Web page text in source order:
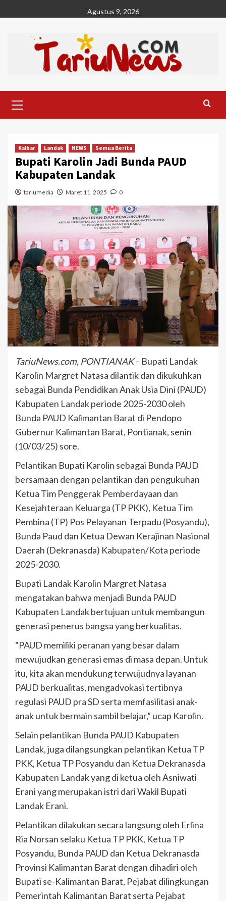
to
Agustus 9, 2026
Menu
Kalbar Landak NEWS Semua Berita
Bupati Karolin Jadi Bunda PAUD
Kabupaten Landak
tariumedia Maret 11, 2025 0
TariuNews.com, PONTIANAK– Bupati Landak
Karolin Margret Natasa dilantik dan dikukuhkan
sebagai Bunda Pendidikan Anak Usia Dini (PAUD)
Kabupaten Landak periode 2025-2030 oleh
Bunda PAUD Kalimantan Barat di Pendopo
Gubernur Kalimantan Barat, Pontianak, senin
(10/03/25) sore.
Pelantikan Bupati Karolin sebagai Bunda PAUD
bersamaan dengan pelantikan dan pengukuhan
Ketua Tim Penggerak Pemberdayaan dan
Kesejahteraan Keluarga (TP PKK), Ketua Tim
Pembina (TP) Pos Pelayanan Terpadu (Posyandu),
Bunda Paud dan Ketua Dewan Kerajinan Nasional
Daerah (Dekranasda) Kabupaten/Kota periode
2025-2030.
Bupati Landak Karolin Margret Natasa
mengatakan bahwa menjadi Bunda PAUD
Kabupaten Landak bertujuan untuk membangun
generasi penerus bangsa yang berkualitas.
“PAUD memiliki peranan yang besar dalam
mewujudkan generasi emas di masa depan. Untuk
itu, kita akan mendukung terwujudnya layanan
PAUD berkualitas, mengadvokasi tertibnya
regulasi PAUD pra SD serta memfasilitasi anak-
anak untuk bermain sambil belajar,” ucap Karolin.
Selain pelantikan Bunda PAUD Kabupaten
Landak, juga dilangsungkan pelantikan Ketua TP
PKK, Ketua TP Posyandu dan Ketua Dekranasda
Kabupaten Landak yang di ketua oleh Asniwati
Erani yang merupakan istri dari Wakil Bupati
Landak Erani.
Pelantikan dilakukan secara langsung oleh Erlina
Ria Norsan selaku Ketua TP PKK, Ketua TP
Posyandu, Bunda PAUD dan Ketua Dekranasda
Provinsi Kalimantan Barat dengan dihadiri oleh
Bupati se-Kalimantan Barat, Pejabat dilingkungan
Pemerintah Kalimantan Barat serta Pejabat